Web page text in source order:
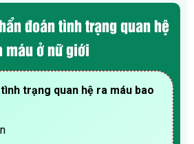
đoán tình trạng quan hệ
máu ở nữ giới
trạng quan hệ ra máu bao